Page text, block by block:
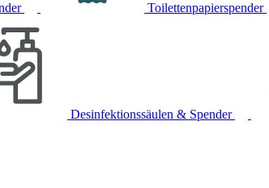
Toilettenpapierspender
Desinfektionssäulen & Spender